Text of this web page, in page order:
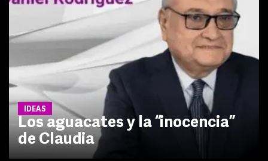
IDEAS
Los aguacates y la “inocencia”
de Claudia